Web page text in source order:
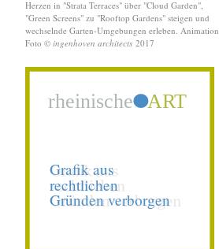
Herzen in "Strata Terraces" über "Cloud Garden",
"Green Screens" zu "Rooftop Gardens" steigen und
wechselnde Garten-Umgebungen erleben. Animation
Foto © ingenhoven architects 2017